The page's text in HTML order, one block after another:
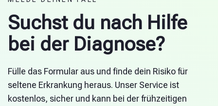
Suchst du nach Hilfe
bei der Diagnose?
Fülle das Formular aus und finde dein Risiko für
seltene Erkrankung heraus. Unser Service ist
kostenlos, sicher und kann bei der frühzeitigen